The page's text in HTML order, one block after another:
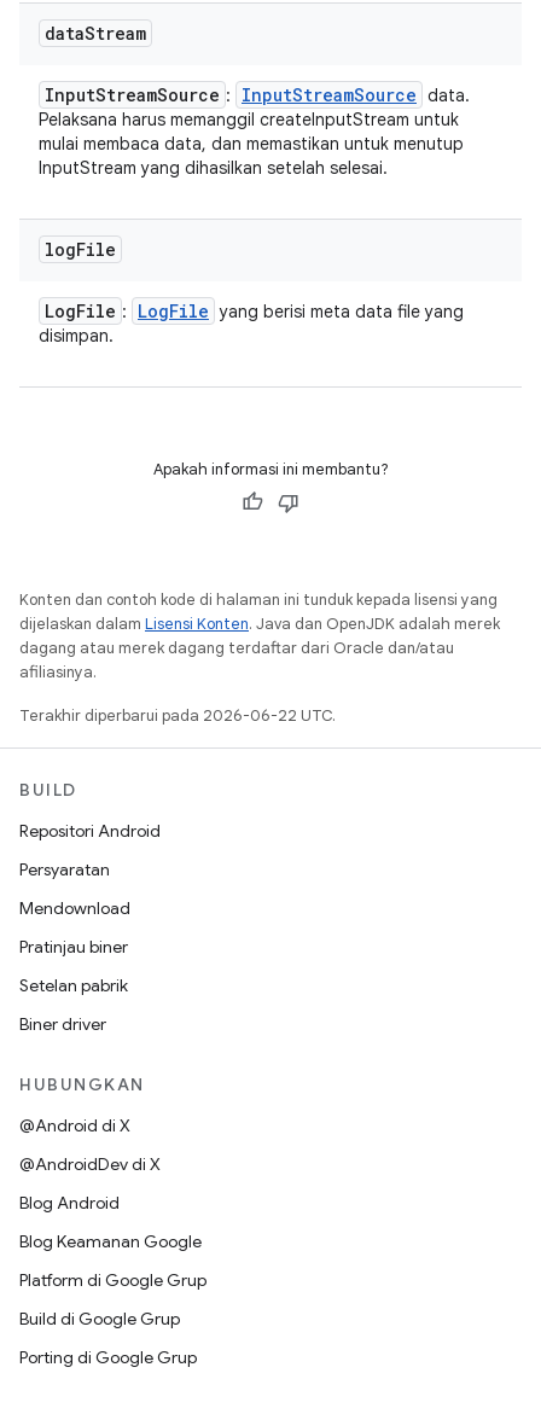
dataStream
InputStreamSource : InputStreamSource data.
Pelaksana harus memanggil createInputStream untuk
mulai membaca data, dan memastikan untuk menutup
InputStream yang dihasilkan setelah selesai.
logFile
LogFile : LogFile yang berisi meta data file yang
disimpan.
Apakah informasi ini membantu?
Konten dan contoh kode di halaman ini tunduk kepada lisensi yang
dijelaskan dalam Lisensi Konten. Java dan OpenJDK adalah merek
dagang atau merek dagang terdaftar dari Oracle dan/atau
afiliasinya.
Terakhir diperbarui pada 2026-06-22 UTC.
BUILD
Repositori Android
Persyaratan
Mendownload
Pratinjau biner
Setelan pabrik
Biner driver
HUBUNGKAN
@Android di X
@AndroidDev di X
Blog Android
Blog Keamanan Google
Platform di Google Grup
Build di Google Grup
Porting di Google Grup